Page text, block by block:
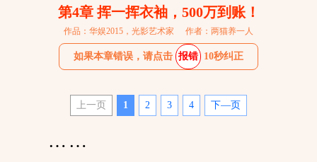
第4章 挥一挥衣袖，500万到账！
作品：华娱2015，光影艺术家 作者：两猫养一人
如果本章错误，请点击 报错 10秒纠正
上一页 1 2 3 4 下—页
……